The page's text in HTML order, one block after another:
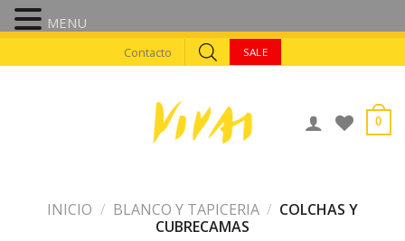
to
Contacto SALE
0
INICIO / BLANCO Y TAPICERIA / COLCHAS Y
CUBRECAMAS
MENU